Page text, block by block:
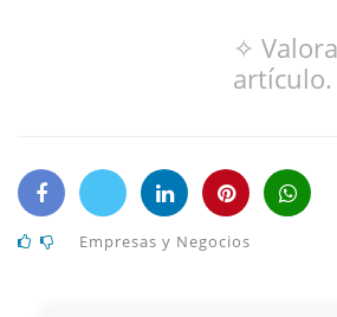
✧
artículo.
Empresas y Negocios